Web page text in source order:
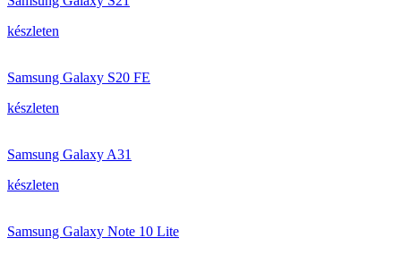
készleten
Samsung Galaxy S20 FE
készleten
Samsung Galaxy A31
készleten
Samsung Galaxy Note 10 Lite